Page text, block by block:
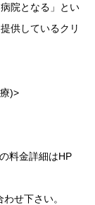
院となる」とい
供しているクリ
)>
料金詳細はHP
せ下さい。